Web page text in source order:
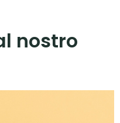
nostro